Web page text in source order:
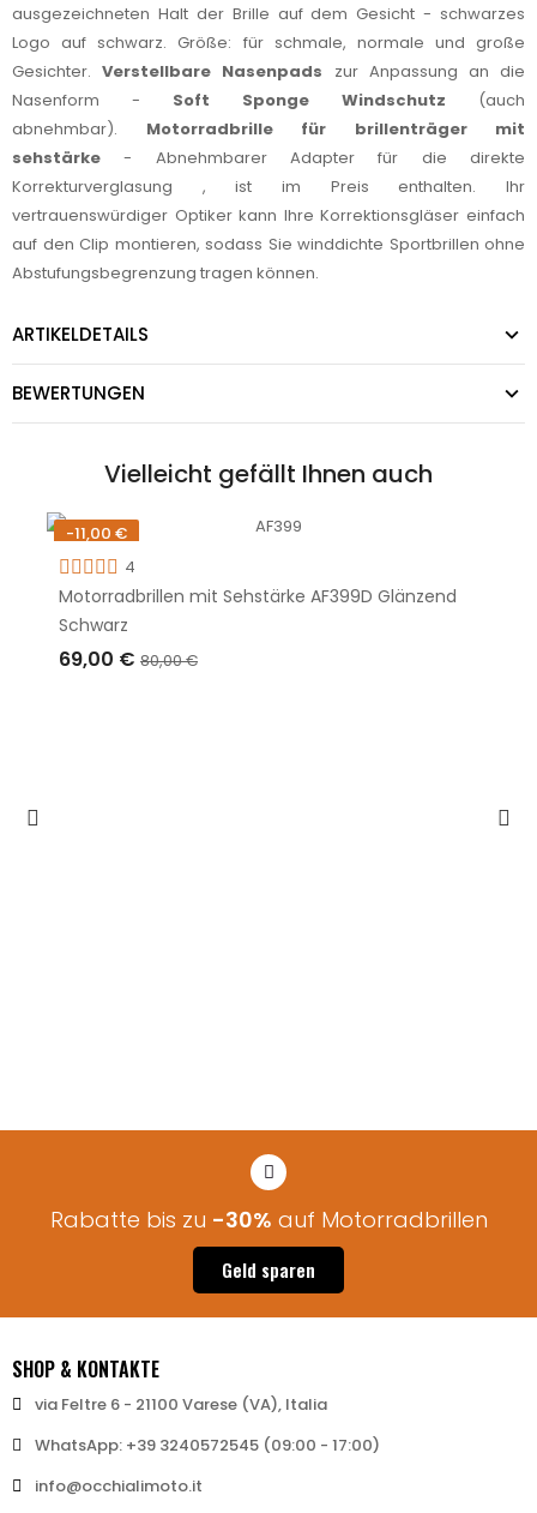
ausgezeichneten Halt der Brille auf dem Gesicht - schwarzes
Logo auf schwarz. Größe: für schmale, normale und große
Gesichter.Verstellbare Nasenpads zur Anpassung an die
Nasenform - Soft Sponge Windschutz (auch
abnehmbar). Motorradbrille für brillenträger mit
sehstärke - Abnehmbarer Adapter für die direkte
Korrekturverglasung , ist im Preis enthalten. Ihr
vertrauenswürdiger Optiker kann Ihre Korrektionsgläser einfach
auf den Clip montieren, sodass Sie winddichte Sportbrillen ohne
Abstufungsbegrenzung tragen können.
ARTIKELDETAILS
BEWERTUNGEN
Vielleicht gefällt Ihnen auch
-11,00 €
Nicht auf Lager
4
Motorradbrillen mit Sehstärke AF399D Glänzend
Schwarz
69,00 € 80,00 €
Rabatte bis zu -30% auf Motorradbrillen
Geld sparen
SHOP & KONTAKTE
via Feltre 6 - 21100 Varese (VA), Italia
WhatsApp: +39 3240572545 (09:00 - 17:00)
info@occhialimoto.it